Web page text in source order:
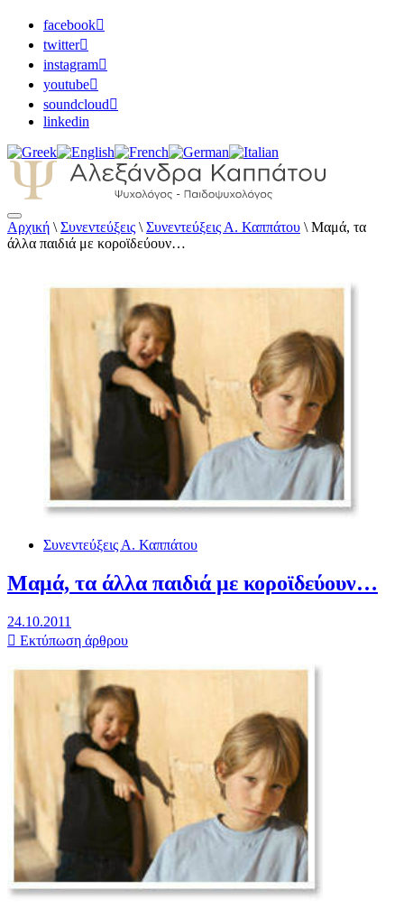
facebook
twitter
instagram
youtube
soundcloud
linkedin
Αλεξάνδρα Καππάτου Ψυχολόγος –
Παιδοψυχολόγος
Αρχική \ Συνεντεύξεις \ Συνεντεύξεις Α. Καππάτου \ Μαμά, τα
άλλα παιδιά με κοροϊδεύουν…
Συνεντεύξεις Α. Καππάτου
Μαμά, τα άλλα παιδιά με κοροϊδεύουν…
24.10.2011
Εκτύπωση άρθρου